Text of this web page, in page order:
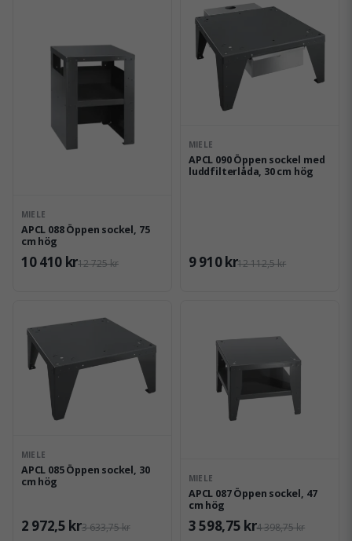
MIELE
APCL 088 Öppen sockel, 75
cm hög
12 725 kr
10 410 kr
MIELE
APCL 090 Öppen sockel med
luddfilterlåda, 30 cm hög
12 112,5 kr
9 910 kr
MIELE
APCL 085 Öppen sockel, 30
cm hög
3 633,75 kr
2 972,5 kr
MIELE
APCL 087 Öppen sockel, 47
cm hög
4 398,75 kr
3 598,75 kr